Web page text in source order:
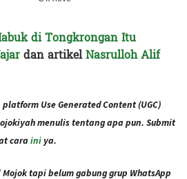
di Tongkrongan Itu
dan artikelNasrulloh Alif
Use Generated Content (UGC)
menulis tentang apa pun. Submit
caraini ya.
tapi belum gabung grup WhatsApp